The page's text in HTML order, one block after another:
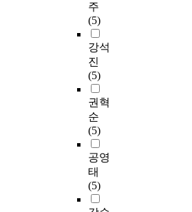
주
(5)
강석
진
(5)
권혁
순
(5)
공영
태
(5)